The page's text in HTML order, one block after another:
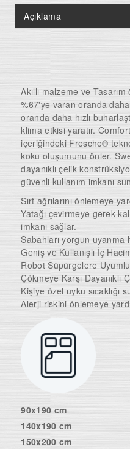
Açıklama
Akıllı malzeme ve
%67'ye varan oranda
oranda daha hızlı
klima etkisi yaratır.
içeriğindeki Fresche®
koku oluşumunu önler.
dayanıklı çelik
güvenli kullanım imkanı
Sırt ağrılarını önlemeye
Yatağı çevirmeye gerek
imkanı sağlar.
Sabahları yorgun uyanma
Geniş ve Kullanışlı İç
Robot Süpürgelere Uyumlu
Çökmeye Karşı Dayanıklı
Kişiye özel uyku sıcaklığı
Alerji riskini önlemeye
90x190 cm
140x190 cm
150x200 cm